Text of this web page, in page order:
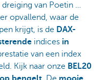
van Poetin …
opvallend, waar de
krijgt, is de DAX-
indices in
van een index
Kijk naar onze BEL20